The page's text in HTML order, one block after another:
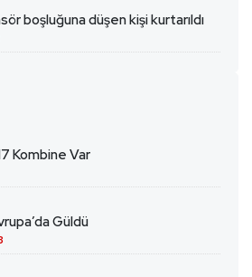
boşluğuna düşen kişi kurtarıldı
Kombine Var
Güldü